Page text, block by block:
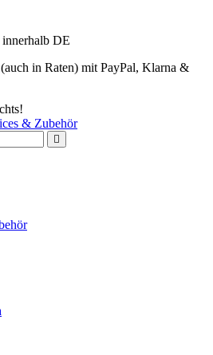
innerhalb DE
in Raten) mit PayPal, Klarna &